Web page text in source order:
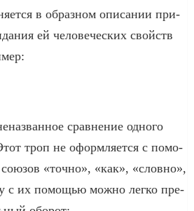
в образ­ном опи­са­нии при­
ей чело­ве­че­ских свойств
срав­не­ние одно­го
троп не оформ­ля­ет­ся с помо­
«точ­но», «как», «слов­но»,
с их помо­щью мож­но лег­ко пре­